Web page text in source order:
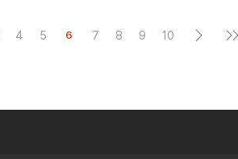
4 5 6 7 8 9 10